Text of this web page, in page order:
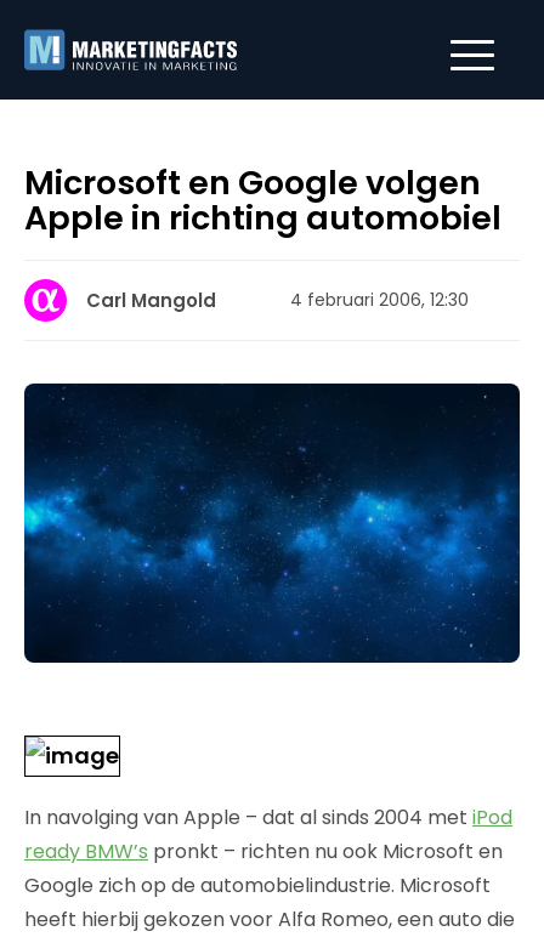
Microsoft en Google volgen
Apple in richting automobiel
Carl Mangold 4 februari 2006, 12:30
In navolging van Apple – dat al sinds 2004 met iPod
ready BMW’s pronkt – richten nu ook Microsoft en
Google zich op de automobielindustrie. Microsoft
heeft hierbij gekozen voor Alfa Romeo, een auto die